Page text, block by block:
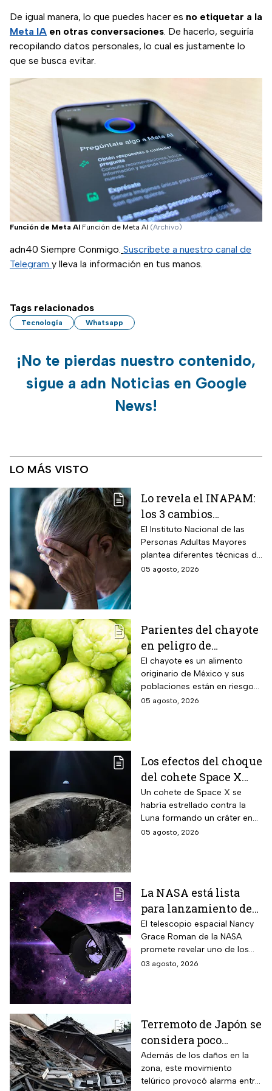
De igual manera, lo que puedes hacer es no etiquetar a la
Meta IA en otras conversaciones. De hacerlo, seguiría
recopilando datos personales, lo cual es justamente lo
que se busca evitar.
Función de Meta AI Función de Meta AI (Archivo)
adn40 Siempre Conmigo. Suscríbete a nuestro canal de
Telegram y lleva la información en tus manos.
Tags relacionados
Tecnología Whatsapp
¡No te pierdas nuestro contenido,
sigue a adn Noticias en Google
News!
LO MÁS VISTO
Lo revela el INAPAM:
los 3 cambios
silenciosos que sufre
tu cerebro de forma
natural al envejecer
El Instituto Nacional de las
Personas Adultas Mayores
plantea diferentes técnicas de
estimulación mental para
05 agosto, 2026
Parientes del chayote
en peligro de
extinción, advierte
Instituto de Ecología
El chayote es un alimento
originario de México y sus
poblaciones están en riesgo
de desaparecer a corto plazo
05 agosto, 2026
Los efectos del choque
del cohete Space X
contra la Luna
Un cohete de Space X se
habría estrellado contra la
Luna formando un cráter en
nuestro satélite natural, ¿qué
05 agosto, 2026
La NASA está lista
para lanzamiento del
telescopio espacial
Nancy Grace Roman
El telescopio espacial Nancy
Grace Roman de la NASA
promete revelar uno de los
misterios más grandes del
03 agosto, 2026
Terremoto de Japón se
considera poco
común; así lo
explican los expertos
Además de los daños en la
zona, este movimiento
telúrico provocó alarma entre